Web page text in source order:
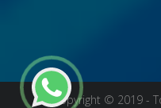
Copyright © 2019 -